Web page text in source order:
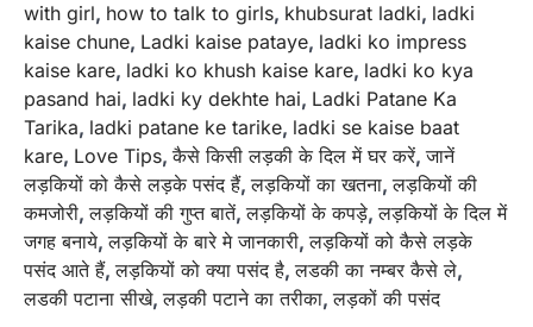
with girl, how to talk to girls, khubsurat ladki, ladki
kaise chune, Ladki kaise pataye, ladki ko impress
kaise kare, ladki ko khush kaise kare, ladki ko kya
pasand hai, ladki ky dekhte hai, Ladki Patane Ka
Tarika, ladki patane ke tarike, ladki se kaise baat
kare, Love Tips,कैसे किसी लड़की के दिल में घर करें,जानें
लड़कियों को कैसे लड़के पसंद हैं,लड़कियों का खतना,लड़कियों की
कमजोरी,लड़कियों की गुप्त बातें,लड़कियों के कपड़े,लड़कियों के दिल में
जगह बनाये,लड़कियों के बारे मे जानकारी,लड़कियों को कैसे लड़के
पसंद आते हैं,लड़कियों को क्या पसंद है,लडकी का नम्बर कैसे ले,
लडकी पटाना सीखे,लड़की पटाने का तरीका,लड़कों की पसंद